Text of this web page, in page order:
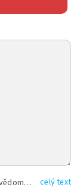
Vyplněním shora uvedených údajů beru na vědomí, že společnost TEXT FACTORY s.r.o., sídlem Brno, Durďákova 336/29, Černá Pole, PSČ: 613 00, IČ: 06157831, zapsané u Krajského soudu v Brně, oddíl C, vložka 100399, bude zpracovávat mé osobní údaje uvedené v rámci mnou vyplněného registračního formuláře na základě oprávněných zájmů TEXT FACTORY s.r.o. dle čl. 6 odst. 1 písm. f) GDPR a pro splnění právních povinností (čl. 6 odst. 1 písm. c) GDPR), a to pro tyto účely: nezbytnost zajistit oprávnění návštěvníka webových stránek provozovaných společností TEXT FACTORY s.r.o. přispívat aktivně ke zveřejněným článkům nebo v rámci diskusních fór a výkon práv TEXT FACTORY s.r.o. jako administrátora těchto diskusních fór. Více informací o zpracování osobních údajů a právech lze nalézt v celý text